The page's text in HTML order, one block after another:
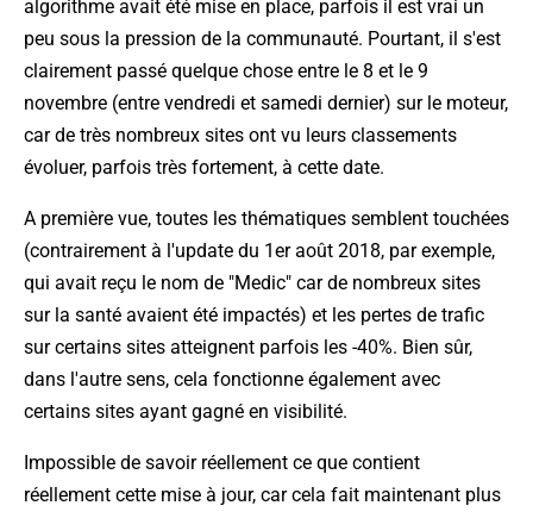
algorithme avait été mise en place, parfois il est vrai un
peu sous la pression de la communauté. Pourtant, il s'est
clairement passé quelque chose entre le 8 et le 9
novembre (entre vendredi et samedi dernier) sur le moteur,
car de très nombreux sites ont vu leurs classements
évoluer, parfois très fortement, à cette date.
A première vue, toutes les thématiques semblent touchées
(contrairement à l'update du 1er août 2018, par exemple,
qui avait reçu le nom de "Medic" car de nombreux sites
sur la santé avaient été impactés) et les pertes de trafic
sur certains sites atteignent parfois les -40%. Bien sûr,
dans l'autre sens, cela fonctionne également avec
certains sites ayant gagné en visibilité.
Impossible de savoir réellement ce que contient
réellement cette mise à jour, car cela fait maintenant plus